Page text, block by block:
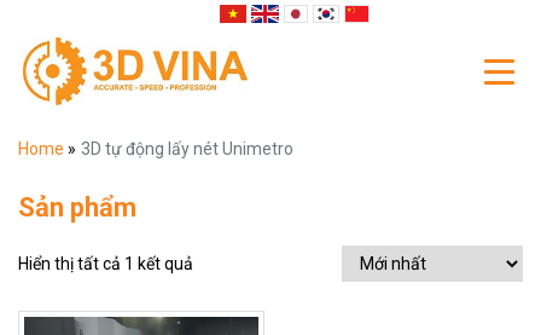
Home » 3D tự động lấy nét Unimetro
Sản phẩm
Hiển thị tất cả 1 kết quả